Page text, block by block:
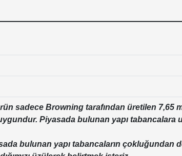
sadece Browning tarafından üretilen 7,65
Piyasada bulunan yapı tabancalara
bulunan yapı tabancaların çokluğundan